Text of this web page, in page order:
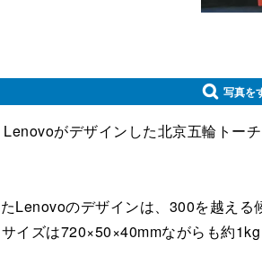
写真を
がデザインした北京五輪トー
のデザインは、300を越える
イズは720×50×40mmながらも約